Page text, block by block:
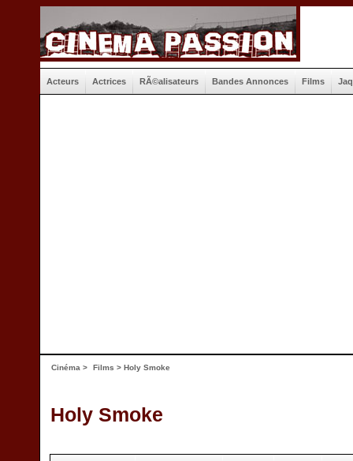
Acteurs Actrices RÃ©alisateurs Bandes Annonces Films
Cinéma > Films > Holy Smoke
Holy Smoke